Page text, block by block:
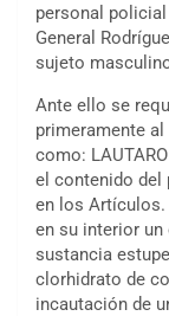
personal
General
sujeto
Ante ello se
primeramente
como:
el contenido del
en los Artículos.
en su interior
sustancia
clorhidrato de
incautación de